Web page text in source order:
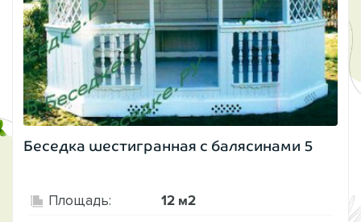
Беседка шестигранная с балясинами 5
Площадь: 12 м2